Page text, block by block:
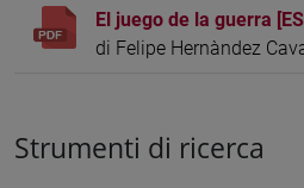
El juego de la guerra
di Felipe Hernàndez
Strumenti di ricerca